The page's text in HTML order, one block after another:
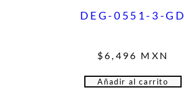
DEG-0551-3-GD
$6,496 MXN
Añadir al carrito